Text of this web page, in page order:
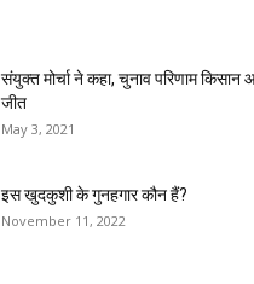
संयुक्त मोर्चा ने कहा, चुनाव परिणाम
जीत
May 3, 2021
इस खुदकुशी के गुनहगार कौन हैं?
November 11, 2022